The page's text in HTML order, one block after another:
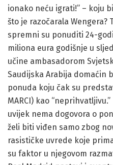
ionako neću igrati!” – koju
što je razočarala Wengera?
spremni su ponuditi 24-
miliona eura godišnje u
učine ambasadorom
Saudijska Arabija domaćin
ponuda koju čak su
MARCI) kao
uvijek nema dogovora o
želi biti viđen samo zbog
rasističke uvrede koje
su faktor u njegovom